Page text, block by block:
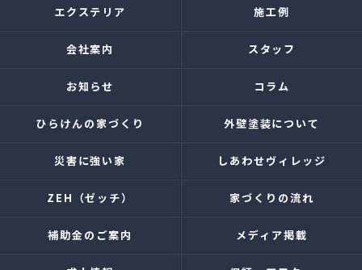
エクステリア 施工例
会社案内 スタッフ
お知らせ コラム
ひらけんの家づくり 外壁塗装について
災害に強い家 しあわせヴィレッジ
ZEH（ゼッチ） 家づくりの流れ
補助金のご案内 メディア掲載